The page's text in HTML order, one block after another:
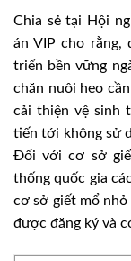
Chia sẻ tại Hội
án VIP cho rằng,
triển bền vững
chăn nuôi heo
cải thiện vệ sinh
tiến tới không sử
Đối với cơ sở
thống quốc gia
cơ sở giết mổ
được đăng ký và